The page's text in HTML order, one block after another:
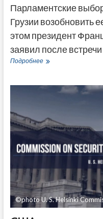
Парламентские
Грузии возобновить
этом президент
заявил после
ПодробнееМакрон
что
возобновить
европейский
путь
©photo U. S. Helsinki